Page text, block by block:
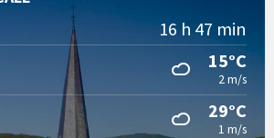
16 h 47 min
15°C
2 m/s
29°C
1 m/s